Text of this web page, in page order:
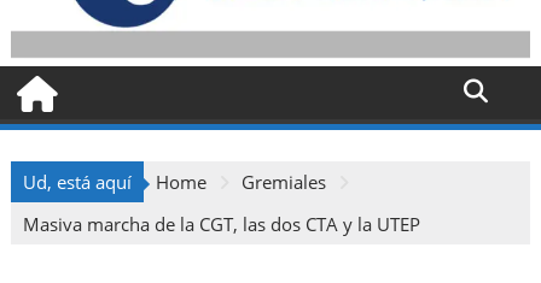
Ud, está aquí Home
Gremiales
Masiva marcha de la CGT, las dos CTA y la UTEP